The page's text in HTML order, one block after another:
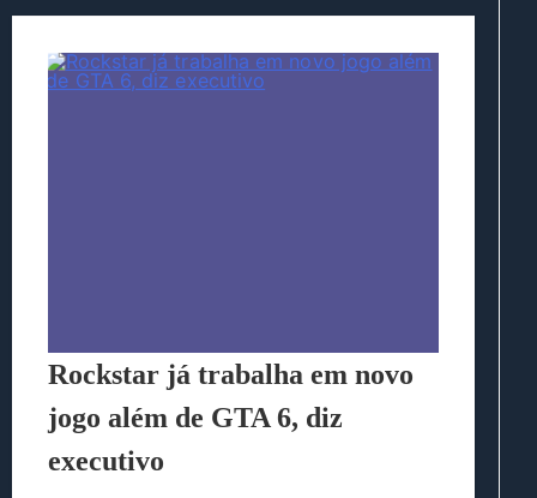
Rockstar já trabalha em novo
jogo além de GTA 6, diz
executivo